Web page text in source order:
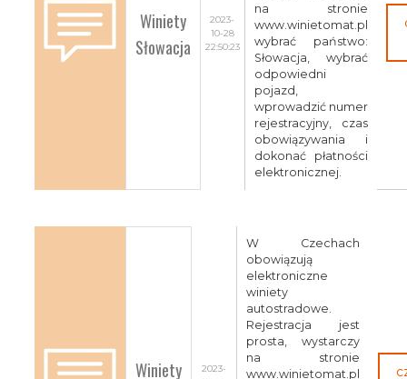
Winiety
Słowacja
2023-
10-28
22:50:23
na stronie
www.winietomat.pl
wybrać państwo:
Słowacja, wybrać
odpowiedni
pojazd,
wprowadzić numer
rejestracyjny, czas
obowiązywania i
dokonać płatności
elektronicznej.
Winiety
2023-
W Czechach
obowiązują
elektroniczne
winiety
autostradowe.
Rejestracja jest
prosta, wystarczy
na stronie
www.winietomat.pl